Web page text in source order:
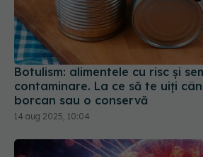
Botulism: alimentele cu risc și
contaminare. La ce să te uiți
borcan sau o conservă
14 aug 2025, 10:04